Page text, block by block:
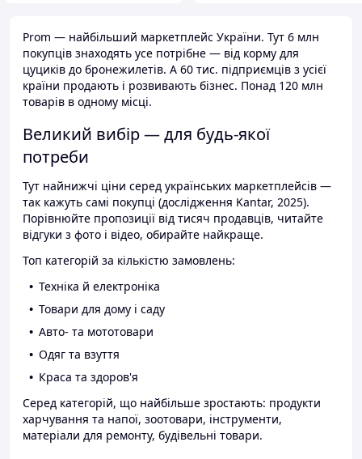
Prom — найбільший маркетплейс України. Тут 6 млн
покупців знаходять усе потрібне — від корму для
цуциків до бронежилетів. А 60 тис. підприємців з усієї
країни продають і розвивають бізнес. Понад 120 млн
товарів в одному місці.
Великий вибір — для будь-якої
потреби
Тут найнижчі ціни серед українських маркетплейсів —
так кажуть самі покупці (дослідження Kantar, 2025).
Порівнюйте пропозиції від тисяч продавців, читайте
відгуки з фото і відео, обирайте найкраще.
Топ категорій за кількістю замовлень:
Техніка й електроніка
Товари для дому і саду
Авто- та мототовари
Одяг та взуття
Краса та здоров'я
Серед категорій, що найбільше зростають: продукти
харчування та напої, зоотовари, інструменти,
матеріали для ремонту, будівельні товари.